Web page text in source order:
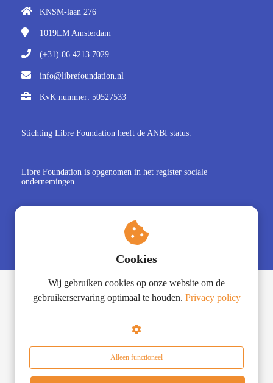
KNSM-laan 276
1019LM Amsterdam
(+31) 06 4213 7029
info@librefoundation.nl
KvK nummer: 50527533
Stichting Libre Foundation heeft de ANBI status.
Libre Foundation is opgenomen in het register sociale
ondernemingen.
Libre Foundation is lid van Social Enterprise NL
© LibreFoundation
Cookies
Wij gebruiken cookies op onze website om de
gebruikerservaring optimaal te houden. Privacy policy
Alleen functioneel